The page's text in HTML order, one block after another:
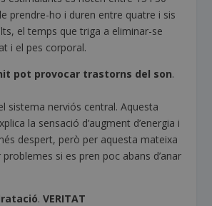
prendre-ho i duren entre quatre i sis
el temps que triga a eliminar-se
i el pes corporal.
pot provocar trastorns del son.
sistema nerviós central. Aquesta
la sensació d’augment d’energia i
despert, però per aquesta mateixa
si es pren poc abans d’anar
.VERITAT